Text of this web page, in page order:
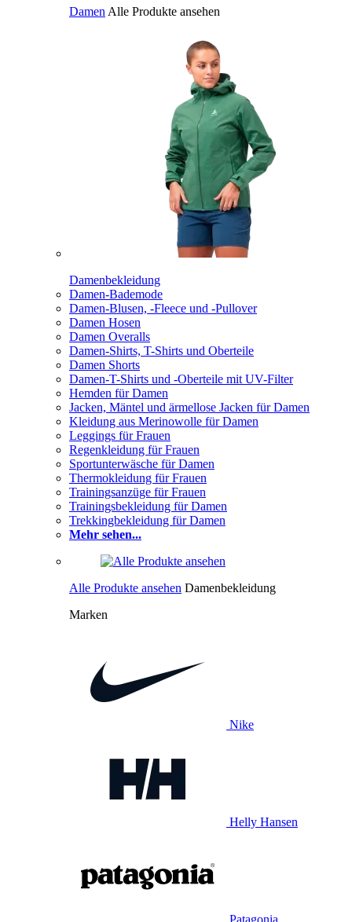
Damen Alle Produkte ansehen
Damenbekleidung
Damen-Bademode
Damen-Blusen, -Fleece und -Pullover
Damen Hosen
Damen Overalls
Damen-Shirts, T-Shirts und Oberteile
Damen Shorts
Damen-T-Shirts und -Oberteile mit UV-Filter
Hemden für Damen
Jacken, Mäntel und ärmellose Jacken für Damen
Kleidung aus Merinowolle für Damen
Leggings für Frauen
Regenkleidung für Frauen
Sportunterwäsche für Damen
Thermokleidung für Frauen
Trainingsanzüge für Frauen
Trainingsbekleidung für Damen
Trekkingbekleidung für Damen
Mehr sehen...
Alle Produkte ansehen Damenbekleidung
Marken
Nike
Helly Hansen
Patagonia